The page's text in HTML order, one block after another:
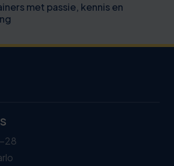
met passie, kennis en
28